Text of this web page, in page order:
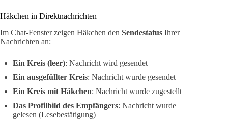
Häkchen in Direktnachrichten
Im Chat-Fenster zeigen Häkchen den Sendestatus Ihrer
Nachrichten an:
Ein Kreis (leer): Nachricht wird gesendet
Ein ausgefüllter Kreis: Nachricht wurde gesendet
Ein Kreis mit Häkchen: Nachricht wurde zugestellt
Das Profilbild des Empfängers: Nachricht wurde
gelesen (Lesebestätigung)